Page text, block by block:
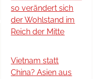
so verändert sich
der Wohlstand im
Reich der Mitte
Vietnam statt
China? Asien aus